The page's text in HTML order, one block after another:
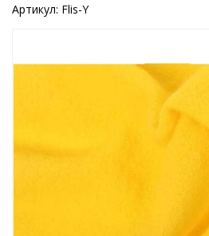
Артикул: Flis-Y